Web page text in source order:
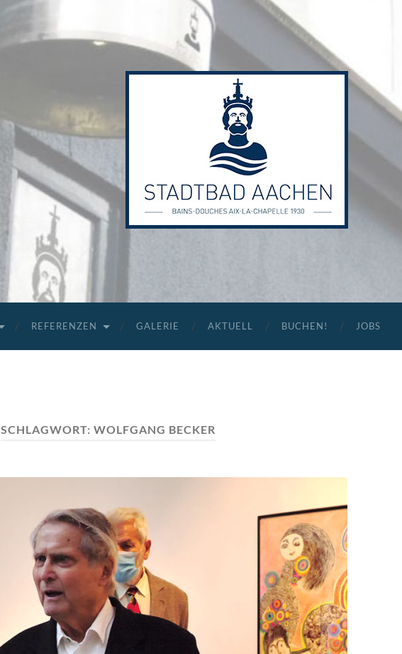
REFERENZEN GALERIE AKTUELL BUCHEN! JOBS
SCHLAGWORT: WOLFGANG BECKER